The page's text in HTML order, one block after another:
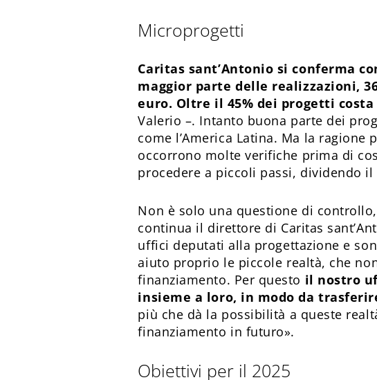
Microprogetti
Caritas sant’Antonio si conferma
maggior parte delle realizzazioni,
euro. Oltre il 45% dei progetti
Valerio –. Intanto buona parte dei
come l’America Latina. Ma la
occorrono molte verifiche prima di
procedere a piccoli passi, dividendo
Non è solo una questione di
continua il direttore di Caritas
uffici deputati alla progettazione e
aiuto proprio le piccole realtà, che
finanziamento. Per questo il nostro
insieme a loro, in modo da
più che dà la possibilità a queste
finanziamento in futuro».
Obiettivi per il 2025